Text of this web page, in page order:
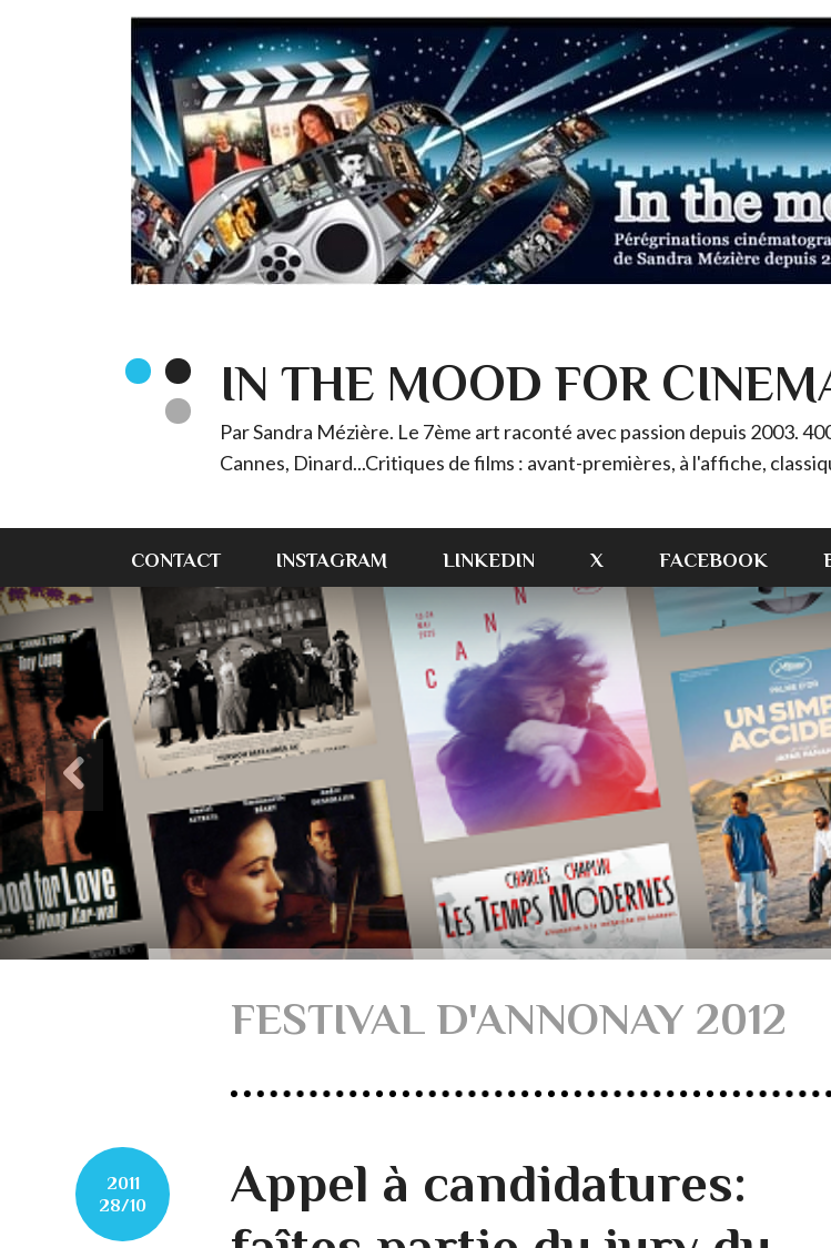
IN THE MOOD FOR
Par Sandra Mézière. Le 7ème art raconté avec passion depuis 2003.
Cannes, Dinard...Critiques de films : avant-premières, à l'affiche,
CONTACT INSTAGRAM LINKEDIN X FACEBOOK
FESTIVAL D'ANNONAY 2012
2011
28/10
Appel à candidatures: